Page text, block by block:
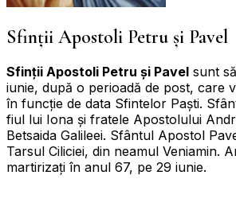
Sfinții Apostoli Petru și Pavel
Sfinții Apostoli Petru și Pavel sunt
iunie, după o perioadă de post, care
în funcție de data Sfintelor Paști.
fiul lui Iona și fratele Apostolului
Betsaida Galileei. Sfântul Apostol
Tarsul Ciliciei, din neamul Veniamin.
martirizați în anul 67, pe 29 iunie.